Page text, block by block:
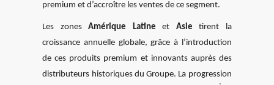
premium et d’accroître les ventes de ce segment.
Les zonesAmérique Latineet Asie tirent la
croissance annuelle globale, grâce à l’introduction
de ces produits premium et innovants auprès des
distributeurs historiques du Groupe. La progression